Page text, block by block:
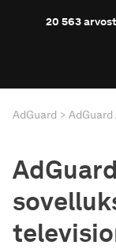
20 563
AdGuard AdGuard